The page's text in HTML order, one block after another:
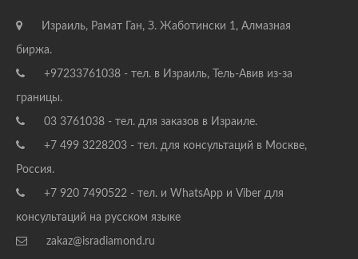
Израиль, Рамат Ган, З. Жаботински 1, Алмазная
биржа.
+97233761038 - тел. в Израиль, Тель-Авив из-за
границы.
03 3761038 - тел. для заказов в Израиле.
+7 499 3228203 - тел. для консультаций в Москве,
Россия.
+7 920 7490522 - тел. и WhatsApp и Viber для
консультаций на русском языке
zakaz@isradiamond.ru